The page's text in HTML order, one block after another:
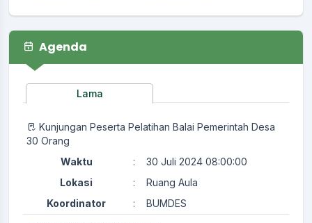
Agenda
Lama
Kunjungan Peserta Pelatihan Balai Pemerintah Desa
30 Orang
Waktu
:
30 Juli 2024 08:00:00
Lokasi
:
Ruang Aula
Koordinator
: BUMDES